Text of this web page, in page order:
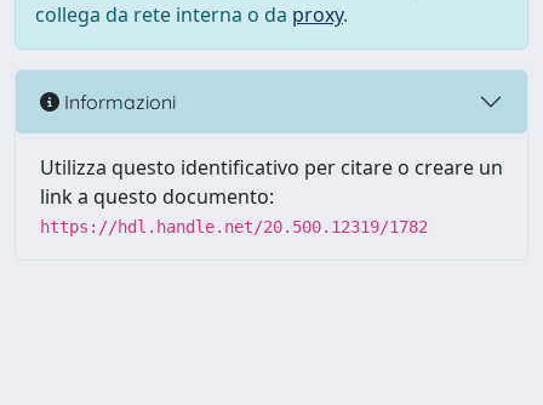
collega da rete interna o da proxy.
Informazioni
Utilizza questo identificativo per citare o creare un
link a questo documento:
https://hdl.handle.net/20.500.12319/1782